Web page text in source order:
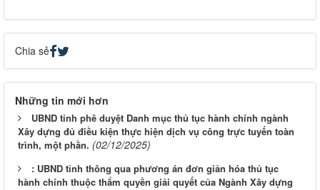
Chia sẻ
Những tin mới hơn
UBND tỉnh phê duyệt Danh mục thủ tục hành chính ngành
Xây dựng đủ điều kiện thực hiện dịch vụ công trực tuyến toàn
trình, một phần. (02/12/2025)
: UBND tỉnh thông qua phương án đơn giản hóa thủ tục
hành chính thuộc thẩm quyền giải quyết của Ngành Xây dựng